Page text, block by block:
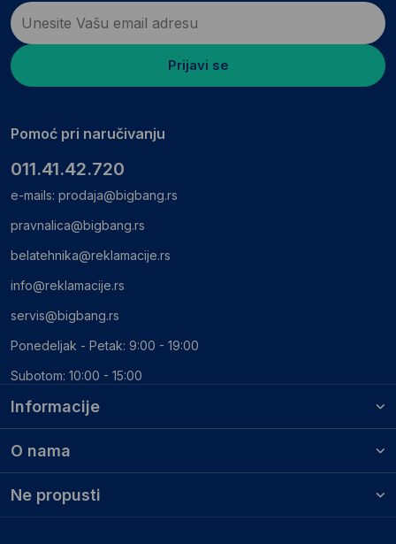
Informacije
O nama
Ne propusti
Prijavi se
Pomoć pri naručivanju
011.41.42.720
e-mails: prodaja@bigbang.rs
pravnalica@bigbang.rs
belatehnika@reklamacije.rs
info@reklamacije.rs
servis@bigbang.rs
Ponedeljak - Petak: 9:00 - 19:00
Subotom: 10:00 - 15:00